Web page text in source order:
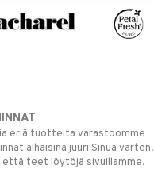
eriä tuotteita varastoomme
alhaisina juuri Sinua varten!
että teet löytöjä sivuillamme.